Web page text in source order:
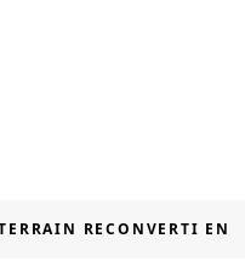
RECONVERTI EN